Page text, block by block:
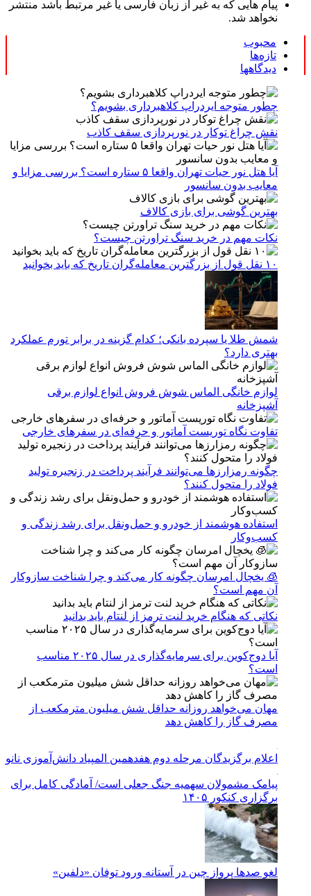
پیام هایی که به غیر از زبان فارسی یا غیر مرتبط باشد منتشر
نخواهد شد.
محبوب
تازه‌ها
دیدگاهها
چطور متوجه ایردراپ کلاهبرداری بشویم؟
نقش چراغ توکار در نورپردازی سقف کاذب
آیا هتل نور حیات تهران واقعا ۵ ستاره است؟ بررسی مزایا و
معایب بدون سانسور
بهترین گوشی برای بازی کالاف
نکات مهم در خرید سنگ تراورتن چیست؟
۱۰ نقل قول از بزرگترین معامله‌گران تاریخ که باید بخوانید
شمش طلا یا سپرده بانکی؛ کدام گزینه در برابر تورم عملکرد
بهتری دارد؟
لوازم خانگی الماس شوش فروش انواع لوازم برقی
آشپزخانه
تفاوت نگاه توریست آماتور و حرفه‌ای در سفرهای خارجی
چگونه رمزارزها می‌توانند فرآیند پرداخت در زنجیره تولید
فولاد را متحول کنند؟
استفاده هوشمند از خودرو و حمل‌ونقل برای رشد زندگی و
کسب‌وکار
🧊 یخچال امرسان چگونه کار می‌کند و چرا شناخت سازوکار
آن مهم است؟
نکاتی که هنگام خرید لنت ترمز از لنتام باید بدانید
آیا دوج‌کوین برای سرمایه‌گذاری در سال ۲۰۲۵ مناسب
است؟
مهان می‌خواهد روزانه حداقل شش میلیون مترمکعب از
مصرف گاز را کاهش دهد
اعلام برگزیدگان مرحله دوم هفدهمین المپیاد دانش‌آموزی نانو
پیامک مشمولان سهمیه جنگ جعلی است/ آمادگی کامل برای
برگزاری کنکور ۱۴۰۵
لغو صدها پرواز چین در آستانه ورود توفان «دلفین»